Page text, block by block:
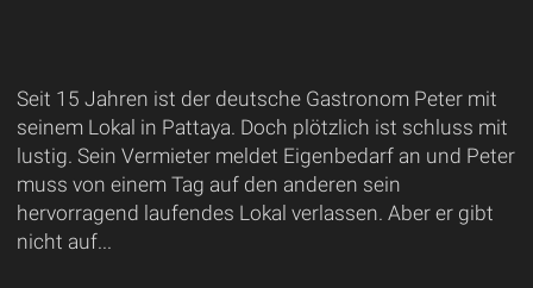
Seit 15 Jahren ist der deutsche Gastronom Peter mit
seinem Lokal in Pattaya. Doch plötzlich ist schluss mit
lustig. Sein Vermieter meldet Eigenbedarf an und Peter
muss von einem Tag auf den anderen sein
hervorragend laufendes Lokal verlassen. Aber er gibt
nicht auf...